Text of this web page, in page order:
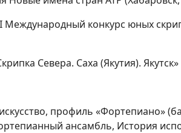
Международный конкурс юных
Севера. Саха (Якутия).
профиль «Фортепиано»
ансамбль, История